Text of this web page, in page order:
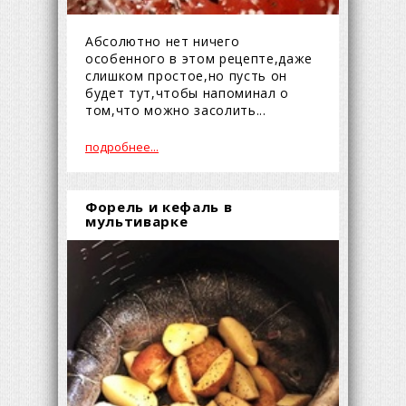
Абсолютно нет ничего
особенного в этом рецепте,даже
слишком простое,но пусть он
будет тут,чтобы напоминал о
том,что можно засолить...
подробнее...
Форель и кефаль в
мультиварке